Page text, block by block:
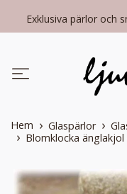
Exklusiva pärlor och
Hem Glaspärlor
Blomklocka